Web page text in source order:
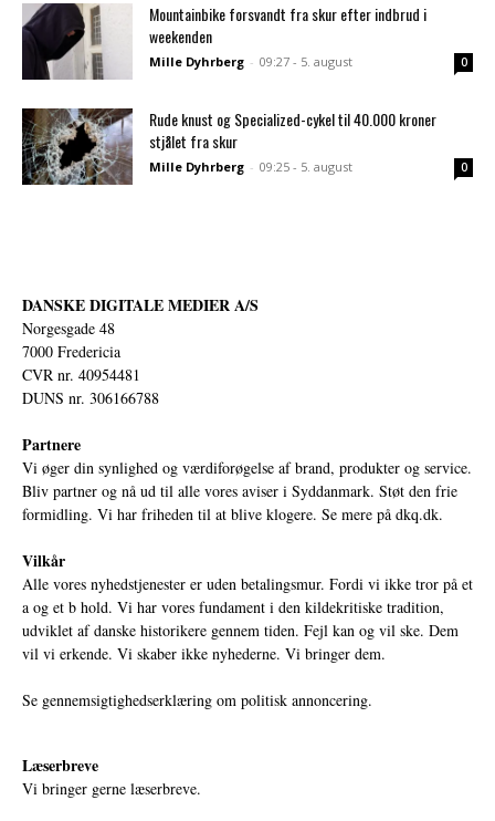
Mountainbike forsvandt fra skur efter indbrud i
weekenden
Mille Dyhrberg - 09:27 - 5. august 0
Rude knust og Specialized-cykel til 40.000 kroner
stjålet fra skur
Mille Dyhrberg - 09:25 - 5. august 0
DANSKE DIGITALE MEDIER A/S
Norgesgade 48
7000 Fredericia
CVR nr. 40954481
DUNS nr. 306166788
Partnere
Vi øger din synlighed og værdiforøgelse af brand, produkter og service.
Bliv partner og nå ud til alle vores aviser i Syddanmark. Støt den frie
formidling. Vi har friheden til at blive klogere. Se mere på dkq.dk.
Vilkår
Alle vores nyhedstjenester er uden betalingsmur. Fordi vi ikke tror på et
a og et b hold. Vi har vores fundament i den kildekritiske tradition,
udviklet af danske historikere gennem tiden. Fejl kan og vil ske. Dem
vil vi erkende. Vi skaber ikke nyhederne. Vi bringer dem.
Se gennemsigtighedserklæring om politisk annoncering.
Læserbreve
Vi bringer gerne læserbreve.